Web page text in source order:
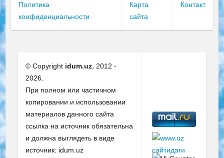
Политика
конфиденциальности
Карта
сайта
Контакт
© Copyright idum.uz. 2012 -
2026.
При полном или частичном
копировании и использовании
материалов данного сайта
ссылка на источник обязательна
и должна выглядеть в виде
источник: idum.uz